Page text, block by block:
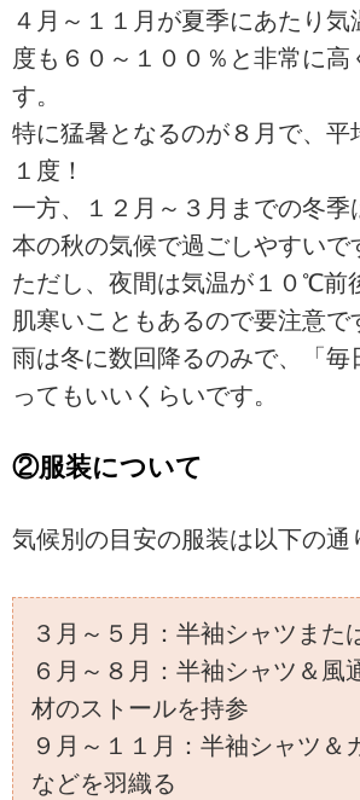
４月～１１月が夏季にあたり気
度も６０～１００％と非常に高
す。
特に猛暑となるのが８月で、平
１度！
一方、１２月～３月までの冬季
本の秋の気候で過ごしやすいで
ただし、夜間は気温が１０℃前
肌寒いこともあるので要注意で
雨は冬に数回降るのみで、「毎
ってもいいくらいです。
②服装について
気候別の目安の服装は以下の通
３月～５月：半袖シャツまた
６月～８月：半袖シャツ＆風
材のストールを持参
９月～１１月：半袖シャツ＆
などを羽織る